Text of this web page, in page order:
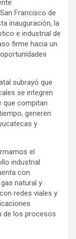
Francisco de
inauguración, la
e industrial de
firme hacia un
subrayó que
se integren
que compitan
generen
y
el
industrial
con
natural y
redes viales y
de los procesos